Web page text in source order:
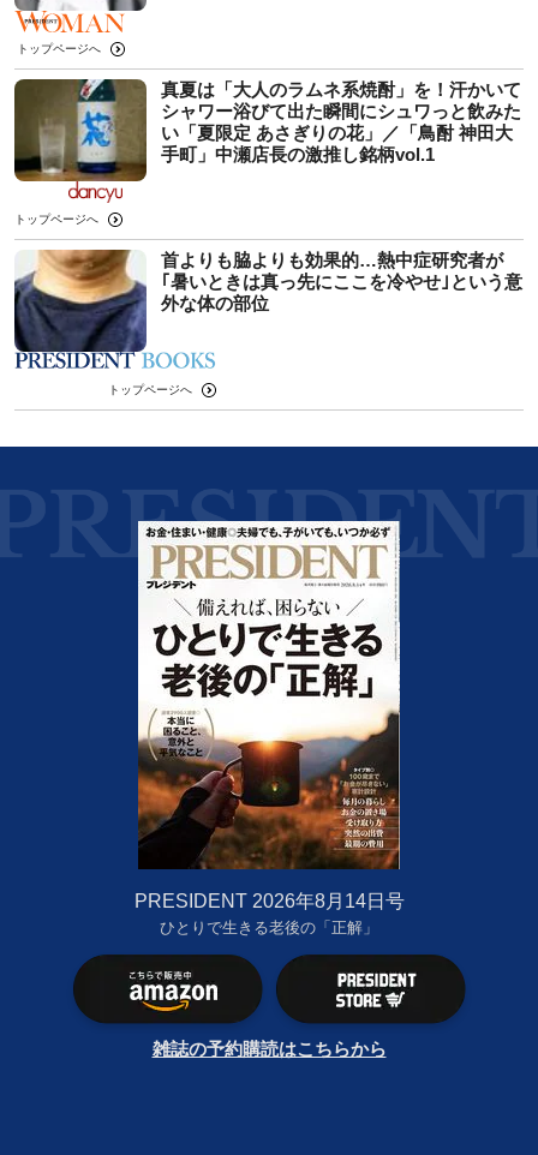
トップページへ
真夏は「大人のラムネ系焼酎」を！汗かいて
シャワー浴びて出た瞬間にシュワっと飲みた
い「夏限定 あさぎりの花」／「鳥酎 神田大
手町」中瀬店長の激推し銘柄vol.1
トップページへ
首よりも脇よりも効果的…熱中症研究者が
｢暑いときは真っ先にここを冷やせ｣という意
外な体の部位
トップページへ
PRESIDENT 2026年8月14日号
ひとりで生きる老後の「正解」
雑誌の予約購読はこちらから